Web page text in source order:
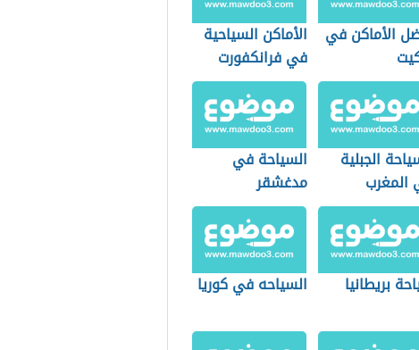
الأماكن في
الأماكن السياحية
في فرانكفورت
الجبلية
السياحة في
مدغشقر
بريطانيا السياحه في كوريا